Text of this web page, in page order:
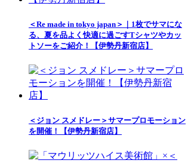
＜Re made in tokyo japan＞｜1枚でサマにな
る、夏を品よく快適に過ごすTシャツやカッ
トソーをご紹介！【伊勢丹新宿店】
＜ジョン スメドレー＞サマープロモーション
を開催！【伊勢丹新宿店】